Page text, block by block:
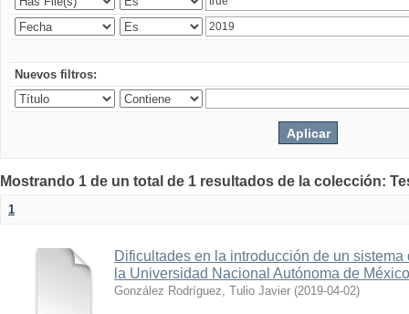
Nuevos filtros:
Mostrando 1 de un total de 1 resultados de la colección:
1
Dificultades en la introducción de un
la Universidad Nacional Autónoma de
González Rodríguez, Tulio Javier (2019-04-02)